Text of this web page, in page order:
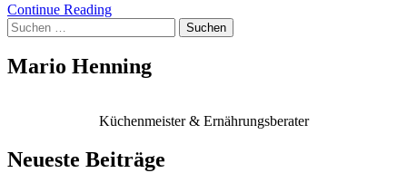
Continue Reading
Suchen
nach:
Mario Henning
Küchenmeister & Ernährungsberater
Neueste Beiträge